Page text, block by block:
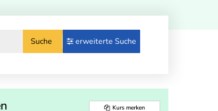
Suche erweiterte Suche
Kurs merken